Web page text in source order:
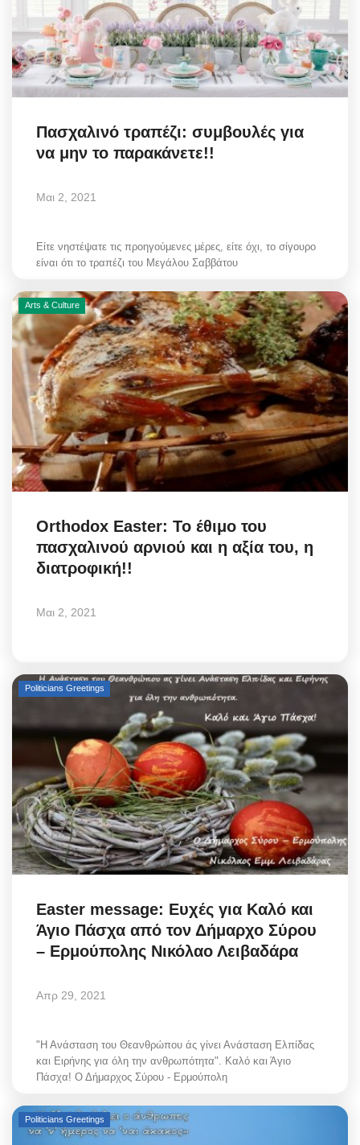
Πασχαλινό τραπέζι: συμβουλές για
να μην το παρακάνετε!!
Μαι 2, 2021
Είτε νηστέψατε τις προηγούμενες μέρες, είτε όχι, το σίγουρο
είναι ότι το τραπέζι του Μεγάλου Σαββάτου
Arts & Culture
Orthodox Easter: Το έθιμο του
πασχαλινού αρνιού και η αξία του, η
διατροφική!!
Μαι 2, 2021
Politicians Greetings
Easter message: Ευχές για Καλό και
Άγιο Πάσχα από τον Δήμαρχο Σύρου
– Ερμούπολης Νικόλαο Λειβαδάρα
Απρ 29, 2021
"Η Ανάσταση του Θεανθρώπου άς γίνει Ανάσταση Ελπίδας
και Ειρήνης για όλη την ανθρωπότητα". Καλό και Άγιο
Πάσχα! Ο Δήμαρχος Σύρου - Ερμούπολη
Politicians Greetings